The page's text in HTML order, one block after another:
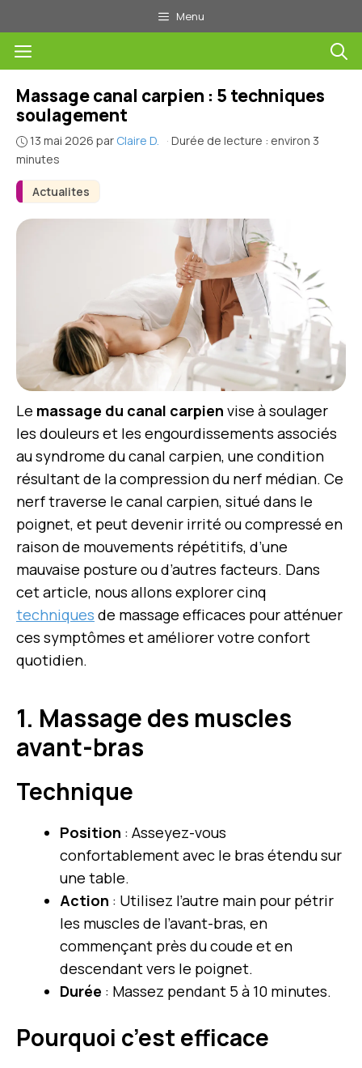
au
contenu
Menu
Menu
Actualites
Massage canal carpien : 5 techniques
soulagement
13 mai 2026 par Claire D. · Durée de lecture : environ 3
minutes
Le massage du canal carpien vise à soulager
les douleurs et les engourdissements associés
au syndrome du canal carpien, une condition
résultant de la compression du nerf médian. Ce
nerf traverse le canal carpien, situé dans le
poignet, et peut devenir irrité ou compressé en
raison de mouvements répétitifs, d’une
mauvaise posture ou d’autres facteurs. Dans
cet article, nous allons explorer cinq
techniques de massage efficaces pour atténuer
ces symptômes et améliorer votre confort
quotidien.
1. Massage des muscles
avant-bras
Technique
Position : Asseyez-vous
confortablement avec le bras étendu sur
une table.
Action : Utilisez l’autre main pour pétrir
les muscles de l’avant-bras, en
commençant près du coude et en
descendant vers le poignet.
Durée : Massez pendant 5 à 10 minutes.
Pourquoi c’est efficace